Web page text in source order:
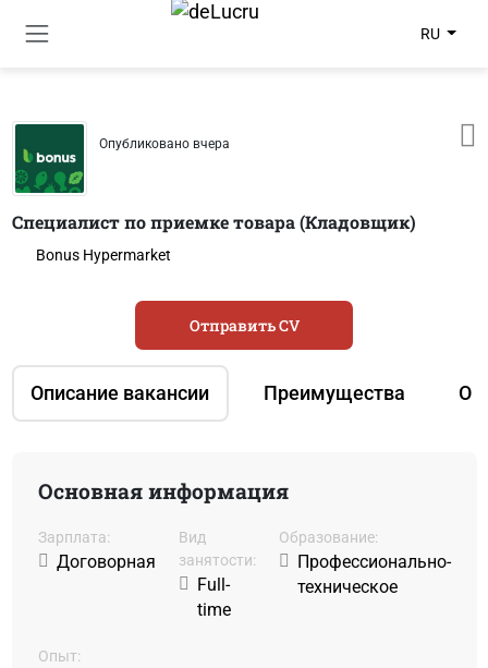
RU
Опубликовано вчера
Специалист по приемке товара (Кладовщик)
Bonus Hypermarket
Описание вакансии Преимущества О
Отправить CV
Основная информация
Зарплата:
Договорная
Вид
занятости:
Full-
time
Образование:
Профессионально-
техническое
Oпыт: